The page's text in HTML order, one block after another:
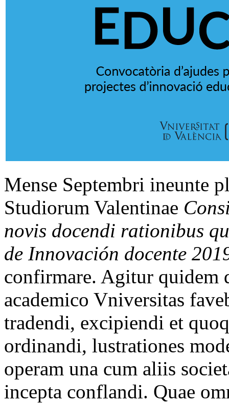
Mense Septembri ineunte
Studiorum Valentinae
novis docendi rationibus
de Innovación docente
confirmare. Agitur quidem
academico Vniversitas
tradendi, excipiendi et
ordinandi, lustrationes
operam una cum aliis
incepta conflandi. Quae